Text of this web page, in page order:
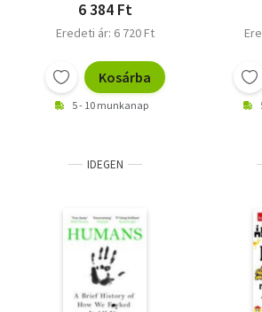
6 384 Ft
Eredeti ár: 6 720 Ft
Kosárba
5 - 10 munkanap
IDEGEN